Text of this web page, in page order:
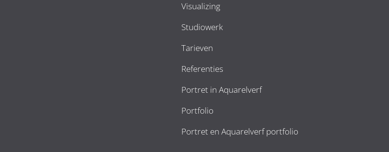
Visualizing
Studiowerk
Tarieven
Referenties
Portret in Aquarelverf
Portfolio
Portret en Aquarelverf portfolio